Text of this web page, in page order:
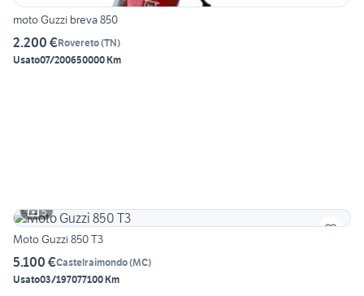
moto Guzzi breva 850
2.200 €Rovereto(TN)
Usato07/200650000 Km
5
Moto Guzzi 850 T3
5.100 €Castelraimondo(MC)
Usato03/197077100 Km